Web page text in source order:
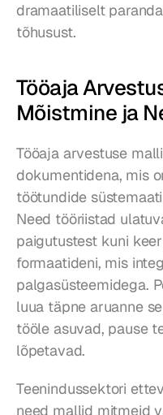
dramaatiliselt
tõhusust.
Tööaja
Mõistmine ja
Tööaja arvestuse
dokumentidena, mis
töötundide
Need tööriistad
paigutustest kuni
formaatideni, mis
palgasüsteemidega.
luua täpne aruanne
tööle asuvad, pause
lõpetavad.
Teenindussektori
need mallid mitmeid